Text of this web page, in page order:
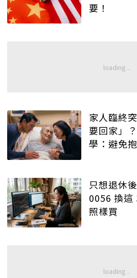
要！
家人臨終
要回家」
學：避免
只想退休
0056 換這
照樣買